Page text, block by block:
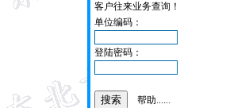
客户往来业务查询！
单位编码：
登陆密码：
帮助......